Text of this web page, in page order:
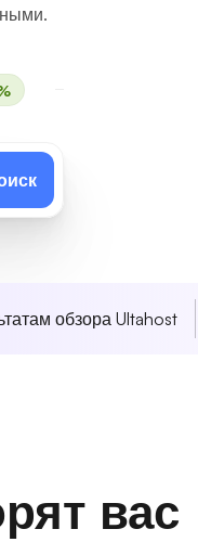
обзора Ultahost
вас